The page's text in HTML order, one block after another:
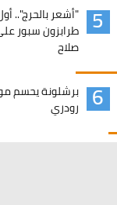
5
"أشعر بالحرج"..
طرابزون سبور
صلاح
6
برشلونة يحسم
رودري